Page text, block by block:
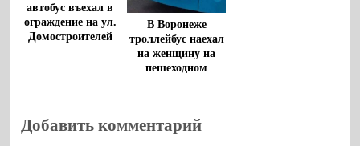
автобус въехал в
ограждение на ул.
Домостроителей
В Воронеже
троллейбус наехал
на женщину на
пешеходном
Добавить комментарий